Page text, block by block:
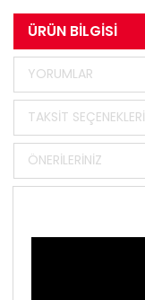
ÜRÜN BILGISI
YORUMLAR
TAKSIT SEÇENEKLERI
ÖNERILERINIZ